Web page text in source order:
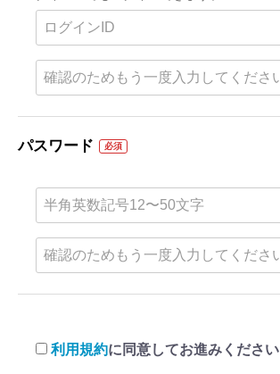
パスワード 必須
利用規約に同意してお進みください